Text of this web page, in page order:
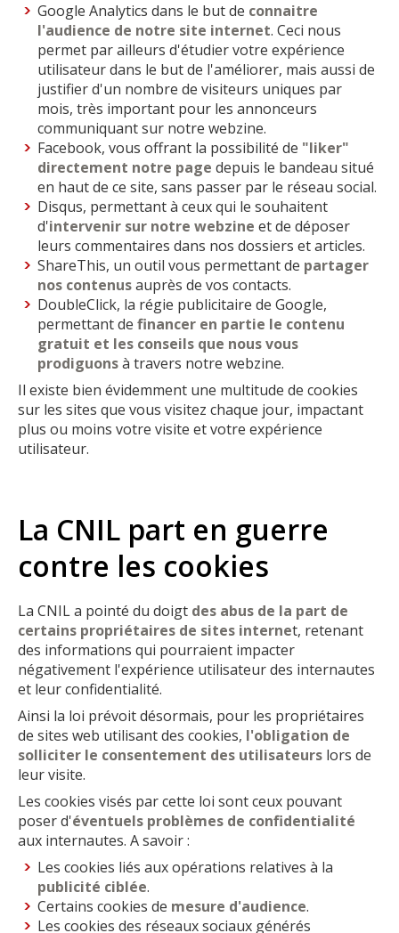
Google Analytics dans le but de connaitre
l'audience de notre site internet. Ceci nous
permet par ailleurs d'étudier votre expérience
utilisateur dans le but de l'améliorer, mais aussi de
justifier d'un nombre de visiteurs uniques par
mois, très important pour les annonceurs
communiquant sur notre webzine.
Facebook, vous offrant la possibilité de "liker"
directement notre page depuis le bandeau situé
en haut de ce site, sans passer par le réseau social.
Disqus, permettant à ceux qui le souhaitent
d'intervenir sur notre webzine et de déposer
leurs commentaires dans nos dossiers et articles.
ShareThis, un outil vous permettant de partager
nos contenusauprès de vos contacts.
DoubleClick, la régie publicitaire de Google,
permettant definancer en partie le contenu
gratuit et les conseils que nous vous
prodiguonsà travers notre webzine.
Il existe bien évidemment une multitude de cookies
sur les sites que vous visitez chaque jour, impactant
plus ou moins votre visite et votre expérience
utilisateur.
La CNIL part en guerre
contre les cookies
La CNIL a pointé du doigt des abus de la part de
certains propriétaires de sites internet, retenant
des informations qui pourraient impacter
négativement l'expérience utilisateur des internautes
et leur confidentialité.
Ainsi la loi prévoit désormais, pour les propriétaires
de sites web utilisant des cookies, l'obligation de
solliciter le consentement des utilisateurs lors de
leur visite.
Les cookies visés par cette loi sont ceux pouvant
poser d'éventuels problèmes de confidentialité
aux internautes. A savoir :
Les cookies liés aux opérations relatives à la
publicité ciblée.
Certains cookies de mesure d'audience.
Les cookies des réseaux sociaux générés